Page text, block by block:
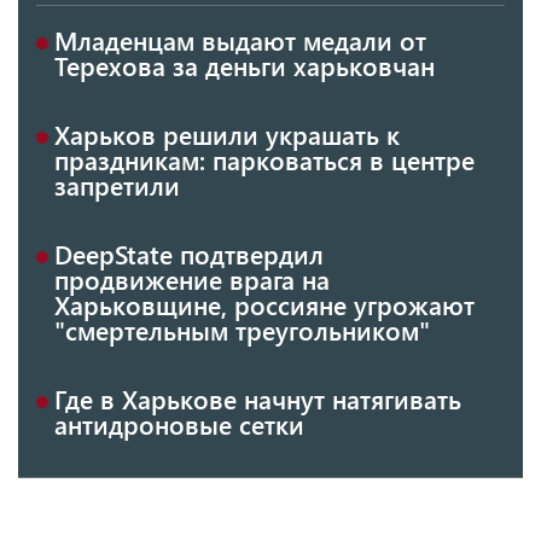
Младенцам выдают медали от
Терехова за деньги харьковчан
Харьков решили украшать к
праздникам: парковаться в центре
запретили
DeepState подтвердил
продвижение врага на
Харьковщине, россияне угрожают
"смертельным треугольником"
Где в Харькове начнут натягивать
антидроновые сетки